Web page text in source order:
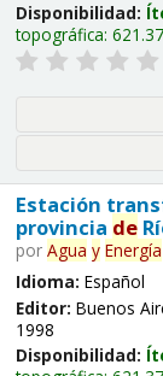
Disponibilidad:
topográfica:
Estación
provincia de
por Agua y Energía
Idioma: Español
Editor: Buenos
1998
Disponibilidad: